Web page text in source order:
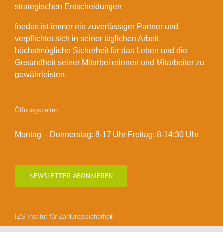
strategischen Entscheidungen
foedus ist immer ein zuverlässiger Partner und
verpflichtet sich in seiner täglichen Arbeit
höchstmögliche Sicherheit für das Leben und die
Gesundheit seiner Mitarbeiterinnen und Mitarbeiter zu
gewährleisten.
Öffnungszeiten
Montag – Donnerstag: 8-17 Uhr Freitag: 8-14:30 Uhr
NEWSLETTER ABONNIEREN
IZS Institut für Zahlungssicherheit